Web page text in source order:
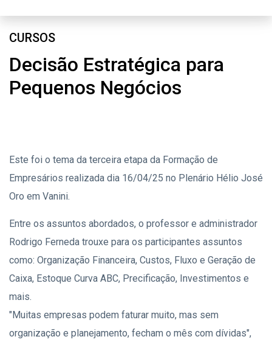
CURSOS
Decisão Estratégica para
Pequenos Negócios
Este foi o tema da terceira etapa da Formação de
Empresários realizada dia 16/04/25 no Plenário Hélio José
Oro em Vanini.
Entre os assuntos abordados, o professor e administrador
Rodrigo Ferneda trouxe para os participantes assuntos
como: Organização Financeira, Custos, Fluxo e Geração de
Caixa, Estoque Curva ABC, Precificação, Investimentos e
mais.
"Muitas empresas podem faturar muito, mas sem
organização e planejamento, fecham o mês com dívidas",